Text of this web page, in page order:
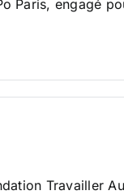
Paris, engagé
Travailler